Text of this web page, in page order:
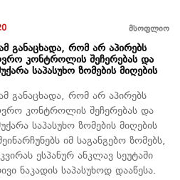
მსოფლიო
განაცხადა, რომ არ აპირებს
კონტროლის შეჩერებას და
საპასუხო ზომების მიღების
განაცხადა, რომ არ აპირებს
კონტროლის შეჩერებას და
საპასუხო ზომების მიღების
იმ საგანგებო ზომებს,
ესპანურ ანკლავ სეუტაში
ნაკადის საპასუხოდ დააწესა.